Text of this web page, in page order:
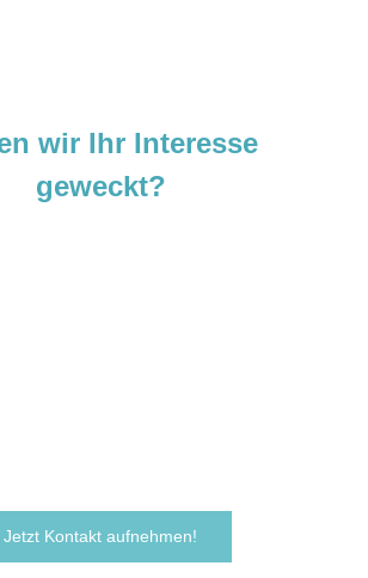
wir Ihr Interesse
geweckt?
Jetzt Kontakt aufnehmen!